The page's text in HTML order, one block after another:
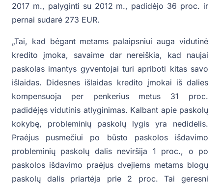
2017 m., palyginti su 2012 m., padidėjo 36 proc. ir
pernai sudarė 273 EUR.
„Tai, kad bėgant metams palaipsniui auga vidutinė
kredito įmoka, savaime dar nereiškia, kad naujai
paskolas imantys gyventojai turi apriboti kitas savo
išlaidas. Didesnes išlaidas kredito įmokai iš dalies
kompensuoja per penkerius metus 31 proc.
padidėjęs vidutinis atlyginimas. Kalbant apie paskolų
kokybę, probleminių paskolų lygis yra nedidelis.
Praėjus pusmečiui po būsto paskolos išdavimo
probleminių paskolų dalis neviršija 1 proc., o po
paskolos išdavimo praėjus dvejiems metams blogų
paskolų dalis priartėja prie 2 proc. Tai geresni